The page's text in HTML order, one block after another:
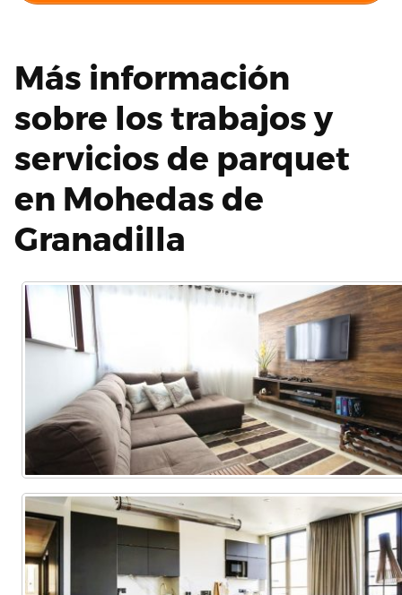
Más información
sobre los trabajos y
servicios de parquet
en Mohedas de
Granadilla